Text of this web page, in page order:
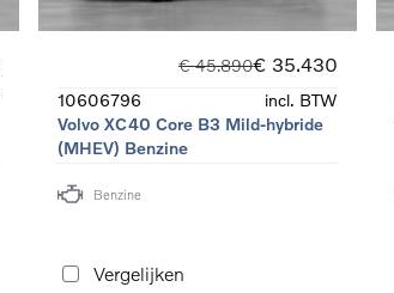
€ 45.890€ 35.430
10606796
incl. BTW
Volvo XC40 Core B3 Mild-hybride
(MHEV) Benzine
Benzine
Vergelijken